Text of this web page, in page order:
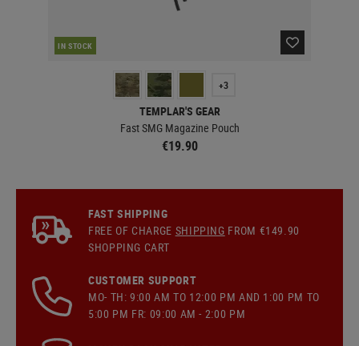
IN STOCK
+3
TEMPLAR'S GEAR
Fast SMG Magazine Pouch
€19.90
FAST SHIPPING
FREE OF CHARGE SHIPPING FROM €149.90
SHOPPING CART
CUSTOMER SUPPORT
MO- TH: 9:00 AM TO 12:00 PM AND 1:00 PM TO
5:00 PM FR: 09:00 AM - 2:00 PM